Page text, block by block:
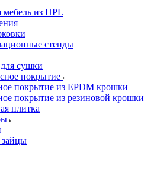
мебель из HPL
стенды
сушки
покрытие
покрытие из EPDM крошки
покрытие из резиновой крошки
плитка